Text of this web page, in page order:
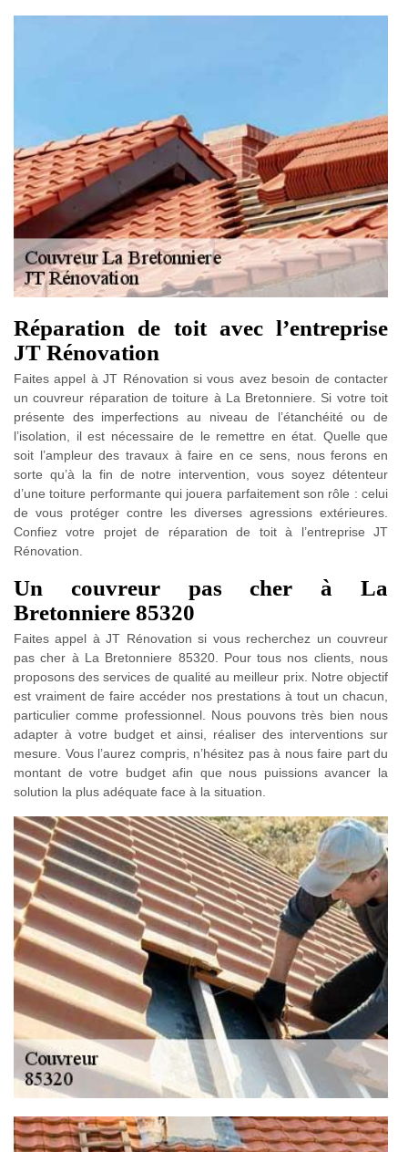
Réparation de toit avec l’entreprise
JT Rénovation
Faites appel à JT Rénovation si vous avez besoin de contacter
un couvreur réparation de toiture à La Bretonniere. Si votre toit
présente des imperfections au niveau de l’étanchéité ou de
l’isolation, il est nécessaire de le remettre en état. Quelle que
soit l’ampleur des travaux à faire en ce sens, nous ferons en
sorte qu’à la fin de notre intervention, vous soyez détenteur
d’une toiture performante qui jouera parfaitement son rôle : celui
de vous protéger contre les diverses agressions extérieures.
Confiez votre projet de réparation de toit à l’entreprise JT
Rénovation.
Un couvreur pas cher à La
Bretonniere 85320
Faites appel à JT Rénovation si vous recherchez un couvreur
pas cher à La Bretonniere 85320. Pour tous nos clients, nous
proposons des services de qualité au meilleur prix. Notre objectif
est vraiment de faire accéder nos prestations à tout un chacun,
particulier comme professionnel. Nous pouvons très bien nous
adapter à votre budget et ainsi, réaliser des interventions sur
mesure. Vous l’aurez compris, n’hésitez pas à nous faire part du
montant de votre budget afin que nous puissions avancer la
solution la plus adéquate face à la situation.